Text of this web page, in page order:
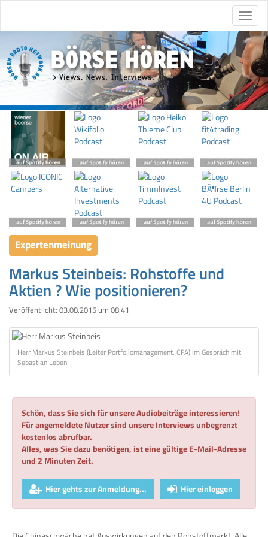
Expertenmeinung
Markus Steinbeis: Rohstoffe und
Aktien ? Wie positionieren?
Veröffentlicht: 03.08.2015 um 08:41
Herr Markus Steinbeis (Leiter Portfoliomanagement, CFA) im Gespräch mit
Sebastian Leben
Schön, dass Sie sich für unsere Audiobeiträge interessieren!
Für angemeldete Nutzer sind unsere Interviews unbegrenzt
kostenlos abrufbar.
Alles, was Sie dazu benötigen, ist eine gültige E-Mail-Adresse
und 2 Minuten Zeit.
Hier gehts zur Anmeldung... Hier einloggen